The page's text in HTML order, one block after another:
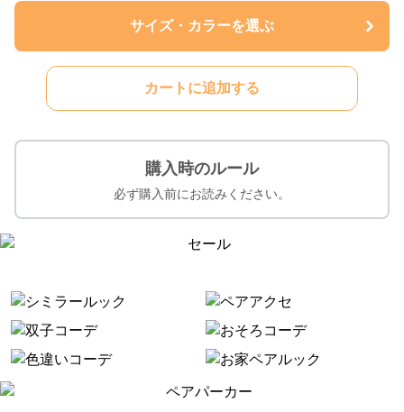
サイズ・カラーを選ぶ
カートに追加する
購入時のルール
必ず購入前にお読みください。